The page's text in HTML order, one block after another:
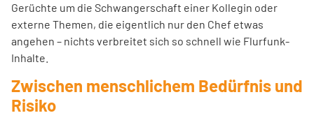
Gerüchte um die Schwangerschaft einer Kollegin oder
externe Themen, die eigentlich nur den Chef etwas
angehen – nichts verbreitet sich so schnell wie Flurfunk-
Inhalte.
Zwischen menschlichem Bedürfnis und
Risiko